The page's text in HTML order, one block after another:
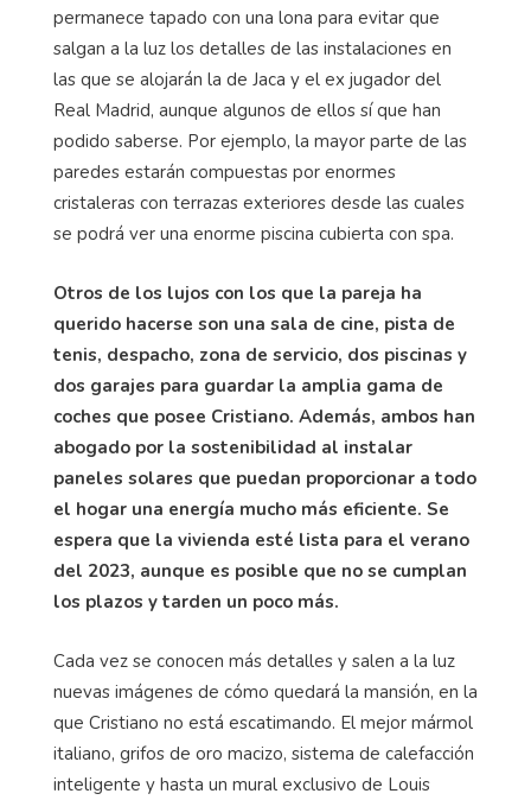
permanece tapado con una lona para evitar que
salgan a la luz los detalles de las instalaciones en
las que se alojarán la de Jaca y el ex jugador del
Real Madrid, aunque algunos de ellos sí que han
podido saberse. Por ejemplo, la mayor parte de las
paredes estarán compuestas por enormes
cristaleras con terrazas exteriores desde las cuales
se podrá ver una enorme piscina cubierta con spa.
Otros de los lujos con los que la pareja ha
querido hacerse son una sala de cine, pista de
tenis, despacho, zona de servicio, dos piscinas y
dos garajes para guardar la amplia gama de
coches que posee Cristiano. Además, ambos han
abogado por la sostenibilidad al instalar
paneles solares que puedan proporcionar a todo
el hogar una energía mucho más eficiente. Se
espera que la vivienda esté lista para el verano
del 2023, aunque es posible que no se cumplan
los plazos y tarden un poco más.
Cada vez se conocen más detalles y salen a la luz
nuevas imágenes de cómo quedará la mansión, en la
que Cristiano no está escatimando. El mejor mármol
italiano, grifos de oro macizo, sistema de calefacción
inteligente y hasta un mural exclusivo de Louis